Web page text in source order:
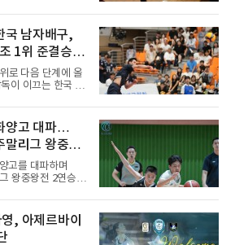
라 말할까‘ 참조)'호
)', '먼저 선(先)'을
다'는 뜻이다. 여기
한 판에서 두 사람
미가 아니다. 중국
이 같은 사람끼리
번갈아 맡았다는
넷 조선왕조실록에
국 남자배구,
1위 준결승
로 다음 단계에 올
이 이끄는 한국 남
를 3연승으로 마무
바타르 AVA 아레
그 3차전에서 마카
18 25-16 25-15)
이어 마카오까지
로 준결승 티켓을
졌다. 김요한(삼성
탰다.대표팀은 8일
양고 대파…
말리그 왕중왕
고를 대파하며
왕중왕전 2연승을
서 열린 대회 남고
오(26점)와 김호원
화양고를 94-59로
선 2전 전승을 기
, 아제르바이